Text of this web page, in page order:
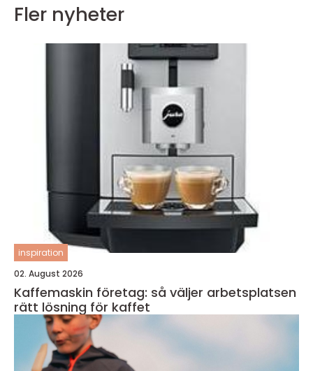
Fler nyheter
inspiration
02. August 2026
Kaffemaskin företag: så väljer arbetsplatsen
rätt lösning för kaffet